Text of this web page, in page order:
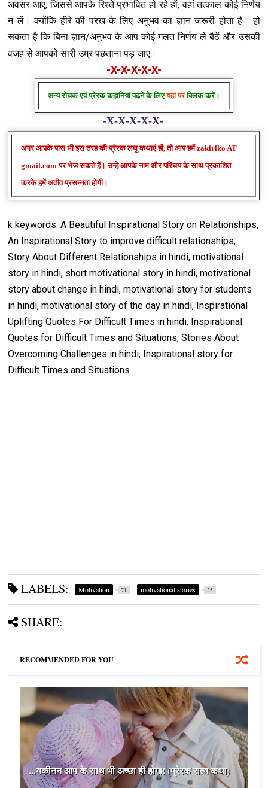
अवसर आए, जिससे आपके रिश्ते प्रभावित हो रहे हों, वहां तत्काल कोई निर्णय
न लें। क्योंकि हीरे की परख के लिए अनुभव का ज्ञान जरूरी होता है। हो
सकता है कि बिना ज्ञान/अनुभव के आप कोई गलत निर्णय ले बैठें और उसकी
वजह से आपको सारी उम्र पछताना पड़ जाए।
-X-X-X-X-X-
अन्य रोचक एवं प्रेरक कहानियां पढ़ने के लिएयहां परक्लिक करें।
-X-X-X-X-X-
अगर आपके पास भी इस तरह की प्रेरक लघु कथाएं हों, तो आप हमें zakirlko AT
gmail.com पर भेज सकते हैं। उन्हें आपके नाम और परिचय के साथ प्रकाश‍ित
करके हमें अतीव प्रसन्नता होगी।
k keywords: A Beautiful Inspirational Story on Relationships,
An Inspirational Story to improve difficult relationships,
Story About Different Relationships in hindi, motivational
story in hindi, short motivational story in hindi, motivational
story about change in hindi, motivational story for students
in hindi, motivational story of the day in hindi, Inspirational
Uplifting Quotes For Difficult Times in hindi, Inspirational
Quotes for Difficult Times and Situations, Stories About
Overcoming Challenges in hindi, Inspirational story for
Difficult Times and Situations
LABELS: Motivation 71 motivational stories 25
SHARE:
RECOMMENDED FOR YOU
...यकीनन आप के साथ भी अच्छा ही होगा! (प्रेरक सत्य कथा)